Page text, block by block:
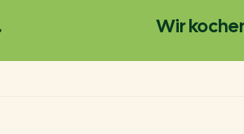
Wir kochen